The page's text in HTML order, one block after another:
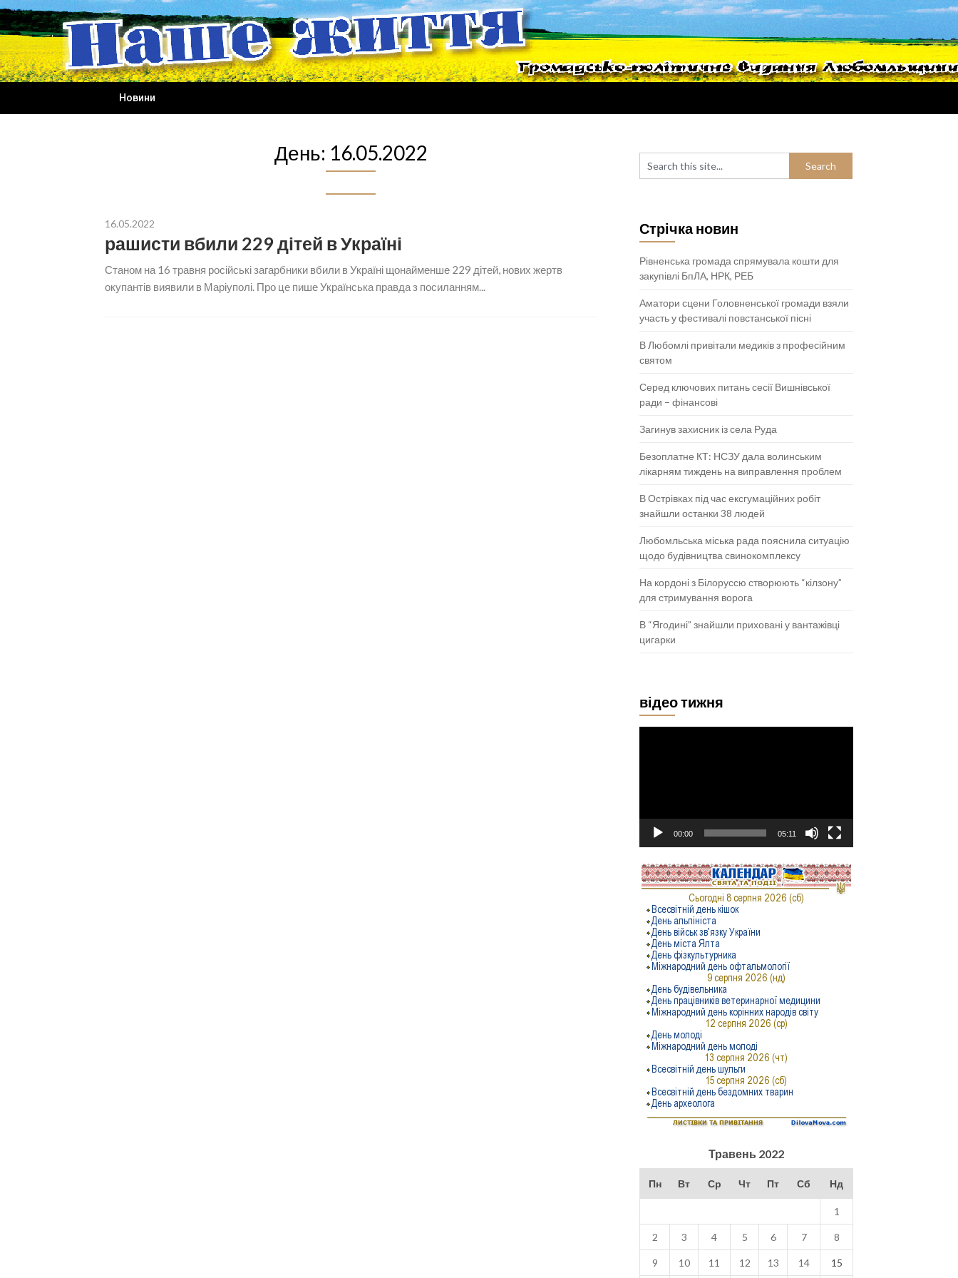
Skip
to
content
Новини
День: 16.05.2022
16.05.2022
рашисти вбили 229 дітей в Україні
Станом на 16 травня російські загарбники вбили в Україні щонайменше 229 дітей, нових жертв
окупантів виявили в Маріуполі. Про це пише Українська правда з посиланням...
Стрічка новин
Рівненська громада спрямувала кошти для
закупівлі БпЛА, НРК, РЕБ
Аматори сцени Головненської громади взяли
участь у фестивалі повстанської пісні
В Любомлі привітали медиків з професійним
святом
Серед ключових питань сесії Вишнівської
ради – фінансові
Загинув захисник із села Руда
Безоплатне КТ: НСЗУ дала волинським
лікарням тиждень на виправлення проблем
В Острівках під час ексгумаційних робіт
знайшли останки 38 людей
Любомльська міська рада пояснила ситуацію
щодо будівництва свинокомплексу
На кордоні з Білоруссю створюють “кілзону”
для стримування ворога
В “Ягодині” знайшли приховані у вантажівці
цигарки
відео тижня
00:00 05:11
Травень 2022
Пн Вт Ср Чт Пт Сб Нд
1
2 3 4 5 6 7 8
9 10 11 12 13 14 15